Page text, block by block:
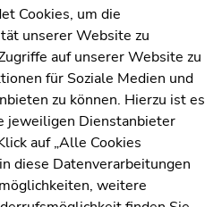
Cookies, um die
unserer Website zu
auf unserer Website zu
für Soziale Medien und
zu können. Hierzu ist es
jeweiligen Dienstanbieter
auf „Alle Cookies
diese Datenverarbeitungen
weitere